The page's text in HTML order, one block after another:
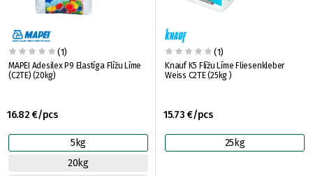
(1)
MAPEI Adesilex P9 Elastīga Flīžu Līme
(C2TE) (20kg)
16.82 €/pcs
5kg
20kg
(1)
Knauf K5 Flīžu Līme Fliesenkleber
Weiss C2TE (25kg )
15.73 €/pcs
25kg